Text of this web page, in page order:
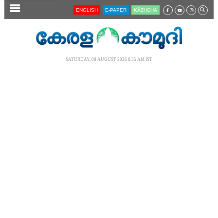
SECTIONS ENGLISH E-PAPER KĀZHCHA
SATURDAY, 08 AUGUST 2026 8.35 AM IST